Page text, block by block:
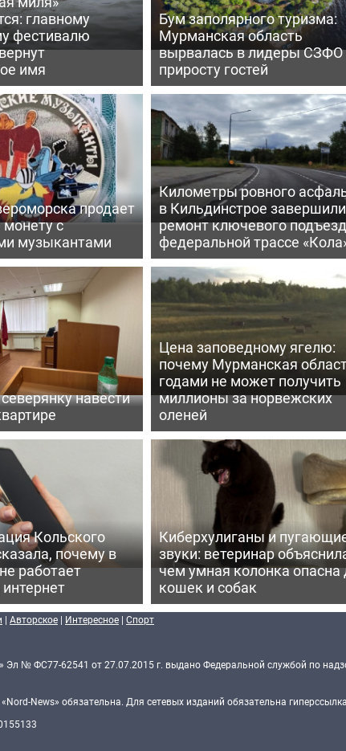
главному
фестивалю
имя
Бум заполярного туризма:
Мурманская область
вырвалась в лидеры СЗФО
приросту гостей
продает
с
музыкантами
Километры ровного
в Кильдинстрое завершили
ремонт ключевого
федеральной трассе
навести
Цена заповедному ягелю:
почему Мурманская
годами не может получить
миллионы за норвежских
оленей
Кольского
почему в
работает
Киберхулиганы и
звуки: ветеринар
чем умная колонка опасна
кошек и собак
| Авторское | Интересное | Спорт
Эл № ФС77-62541 от 27.07.2015 г. выдано Федеральной службой по
News» обязательна. Для сетевых изданий обязательна